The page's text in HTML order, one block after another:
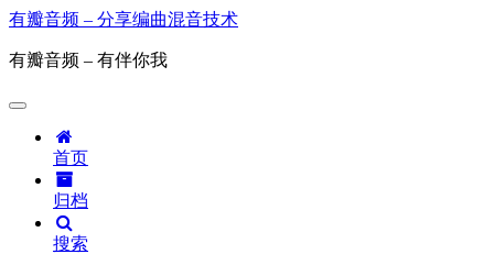
有瓣音频 – 分享编曲混音技术
有瓣音频 – 有伴你我
首页
归档
搜索